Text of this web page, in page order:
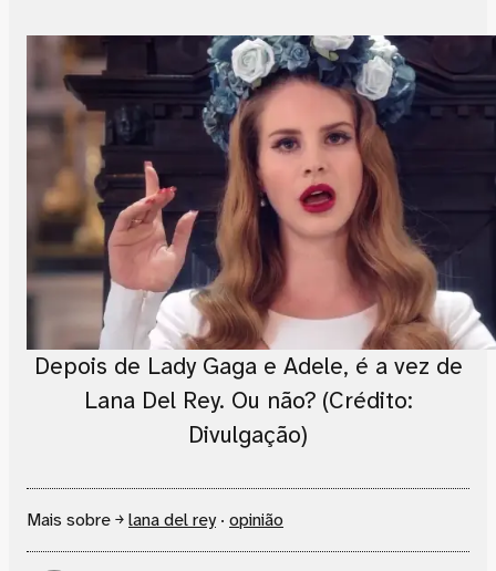
Depois de Lady Gaga e Adele, é a vez de
Lana Del Rey. Ou não? (Crédito:
Divulgação)
Mais sobre ￫lana del rey· opinião